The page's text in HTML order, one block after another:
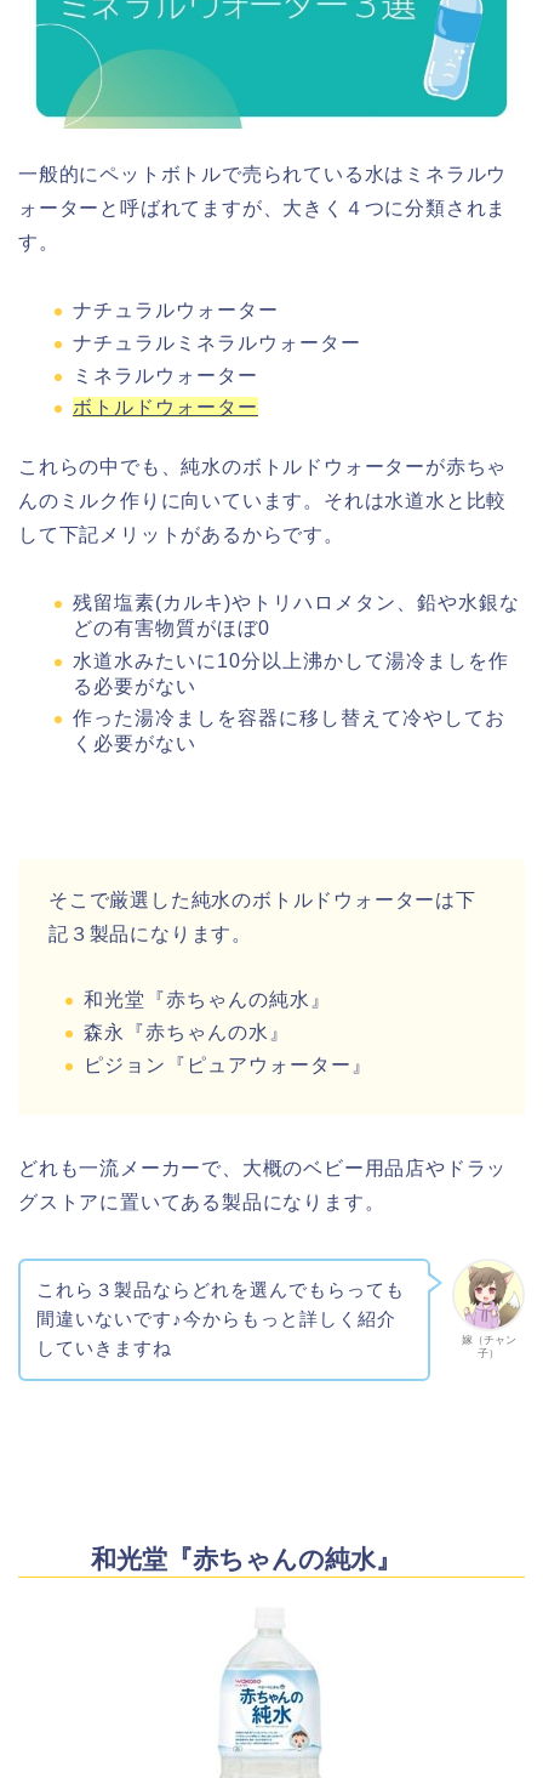
一般的にペットボトルで売られている水はミネラルウ
ォーターと呼ばれてますが、大きく４つに分類されま
す。
ナチュラルウォーター
ナチュラルミネラルウォーター
ミネラルウォーター
ボトルドウォーター
これらの中でも、純水のボトルドウォーターが赤ちゃ
んのミルク作りに向いています。それは水道水と比較
して下記メリットがあるからです。
残留塩素(カルキ)やトリハロメタン、鉛や水銀な
どの有害物質がほぼ0
水道水みたいに10分以上沸かして湯冷ましを作
る必要がない
作った湯冷ましを容器に移し替えて冷やしてお
く必要がない
そこで厳選した純水のボトルドウォーターは下
記３製品になります。
和光堂『赤ちゃんの純水』
森永『赤ちゃんの水』
ピジョン『ピュアウォーター』
どれも一流メーカーで、大概のベビー用品店やドラッ
グストアに置いてある製品になります。
嫁（チャン
子）
これら３製品ならどれを選んでもらっても
間違いないです♪今からもっと詳しく紹介
していきますね
和光堂『赤ちゃんの純水』